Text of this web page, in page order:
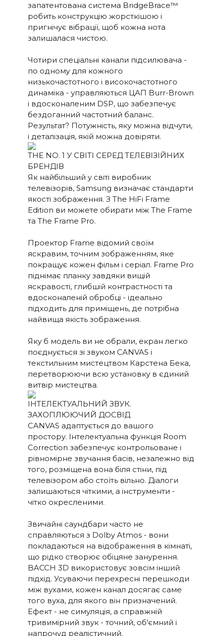
активується вхід через
блок управління, який
можна сховати в CANVAS
для підключення до
управління, таких як Sonos
App, Bluetooth, B&O App,
Bluesound, HEOS, Bose App,
Samsung App або інших
блоків управління. Якщо у
вас є особливі побажання,
зверніться до нашої
служби підтримки за
допомогою в
налаштуванні.
ОНОВЛЕ
ННЯ
автоматичного OTA.
Апаратна електроніка з
можливістю модернізації
запатентована система BridgeBrace™
робить конструкцію жорсткішою і
пригнічує вібрації, щоб кожна нота
залишалася чистою.
Чотири спеціальні канали підсилювача -
по одному для кожного
низькочастотного і високочастотного
динаміка - управляються ЦАП Burr-Brown
і вдосконаленим DSP, що забезпечує
бездоганний частотний баланс.
Результат? Потужність, яку можна відчути,
і деталізація, якій можна довіряти.
THE NO. 1 У СВІТІ СЕРЕД ТЕЛЕВІЗІЙНИХ
БРЕНДІВ
Як найбільший у світі виробник
телевізорів, Samsung визначає стандарти
якості зображення. З The HiFi Frame
Edition ви можете обирати між The Frame
та The Frame Pro.
Проектор Frame відомий своїм
яскравим, точним зображенням, яке
покращує кожен фільм і серіал. Frame Pro
піднімає планку завдяки вищій
яскравості, глибшій контрастності та
вдосконаленій обробці - ідеально
підходить для приміщень, де потрібна
найвища якість зображення.
Яку б модель ви не обрали, екран легко
поєднується зі звуком CANVAS і
текстильним мистецтвом Карстена Бека,
перетворюючи всю установку в єдиний
витвір мистецтва.
ІНТЕЛЕКТУАЛЬНИЙ ЗВУК.
ЗАХОПЛЮЮЧИЙ ДОСВІД
CANVAS адаптується до вашого
простору. Інтелектуальна функція Room
Correction забезпечує контрольоване і
рівномірне звучання басів, незалежно від
того, розміщена вона біля стіни, під
телевізором або стоїть вільно. Діалоги
залишаються чіткими, а інструменти -
чітко окресленими.
Звичайні саундбари часто не
справляються з Dolby Atmos - вони
покладаються на відображення в кімнаті,
що рідко створює обіцяне занурення.
BACCH 3D використовує зовсім інший
підхід. Усуваючи перехресні перешкоди
між вухами, кожен канал досягає саме
того вуха, для якого він призначений.
Ефект - не симуляція, а справжній
тривимірний звук - точний, об'ємний і
напрочуд реалістичний.